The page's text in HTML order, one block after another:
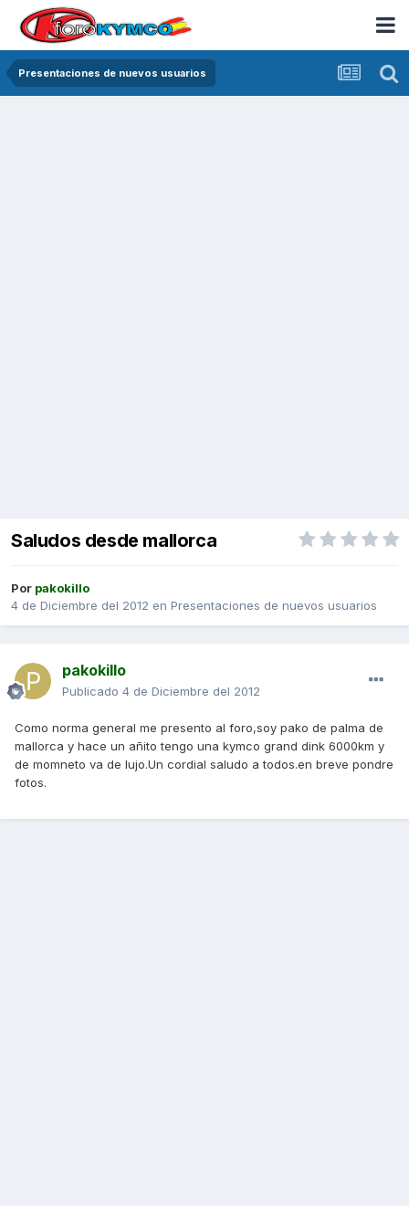
Presentaciones de nuevos usuarios
Saludos desde mallorca
Por pakokillo
4 de Diciembre del 2012 en Presentaciones de nuevos usuarios
pakokillo
Publicado 4 de Diciembre del 2012
Como norma general me presento al foro,soy pako de palma de
mallorca y hace un añito tengo una kymco grand dink 6000km y
de momneto va de lujo.Un cordial saludo a todos.en breve pondre
fotos.